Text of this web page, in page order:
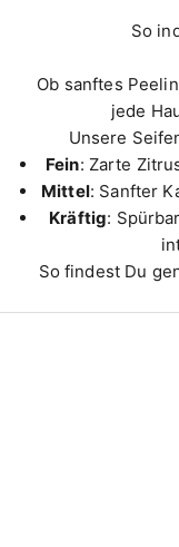
So
Ob sanftes
jede
Unsere
Fein: Zarte
Mittel: Sanfter
Kräftig:
So findest Du